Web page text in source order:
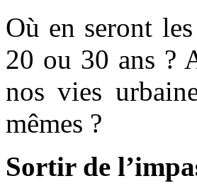
Où en seront
20 ou 30 ans ?
nos vies
mêmes ?
Sortir de